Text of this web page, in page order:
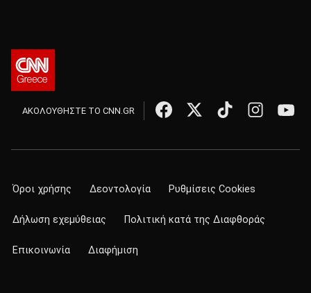
ΑΚΟΛΟΥΘΗΣΤΕ ΤΟ CNN.GR
Όροι χρήσης Δεοντολογία Ρυθμίσεις Cookies
Δήλωση εχεμύθειας Πολιτική κατά της Διαφθοράς
Επικοινωνία Διαφήμιση